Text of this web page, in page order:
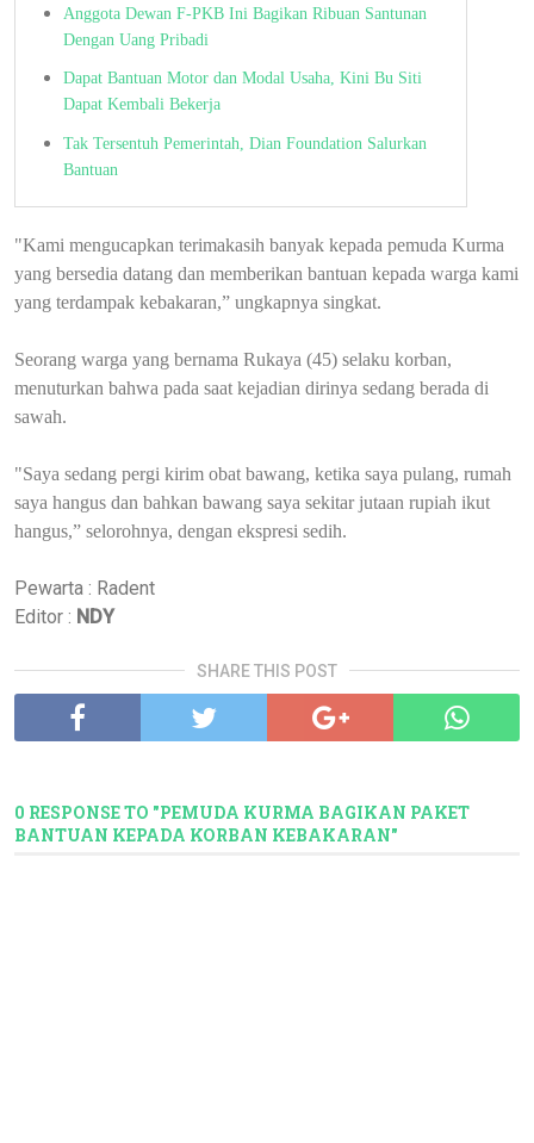
Anggota Dewan F-PKB Ini Bagikan Ribuan Santunan
Dengan Uang Pribadi
Dapat Bantuan Motor dan Modal Usaha, Kini Bu Siti
Dapat Kembali Bekerja
Tak Tersentuh Pemerintah, Dian Foundation Salurkan
Bantuan
"Kami mengucapkan terimakasih banyak kepada pemuda Kurma
yang bersedia datang dan memberikan bantuan kepada warga kami
yang terdampak kebakaran,” ungkapnya singkat.
Seorang warga yang bernama Rukaya (45) selaku korban,
menuturkan bahwa pada saat kejadian dirinya sedang berada di
sawah.
"Saya sedang pergi kirim obat bawang, ketika saya pulang, rumah
saya hangus dan bahkan bawang saya sekitar jutaan rupiah ikut
hangus,” selorohnya, dengan ekspresi sedih.
Pewarta : Radent
Editor : NDY
SHARE THIS POST
0 RESPONSE TO "PEMUDA KURMA BAGIKAN PAKET
BANTUAN KEPADA KORBAN KEBAKARAN"